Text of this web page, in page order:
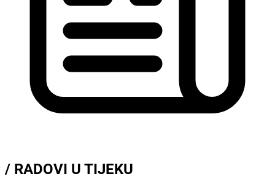
/ RADOVI U TIJEKU